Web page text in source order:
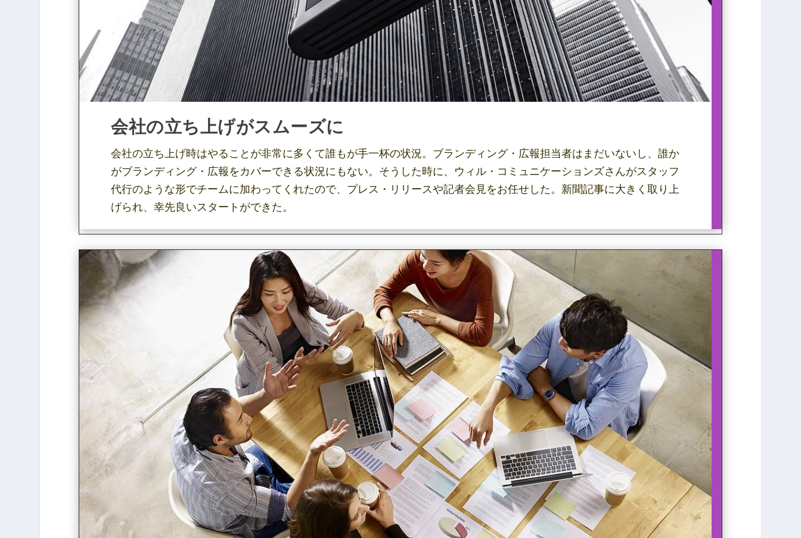
会社の立ち上げがスムーズに
会社の立ち上げ時はやることが非常に多くて誰もが手一杯の状況。ブランディング・広報担当者はまだいないし、誰か
がブランディング・広報をカバーできる状況にもない。そうした時に、ウィル・コミュニケーションズさんがスタッフ
代行のような形でチームに加わってくれたので、プレス・リリースや記者会見をお任せした。新聞記事に大きく取り上
げられ、幸先良いスタートができた。